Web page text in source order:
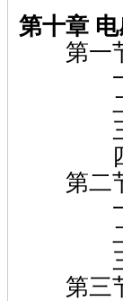
第十章
第一节
一、
二、
三、
四、
第二节
一、
二、可
三、
第三节